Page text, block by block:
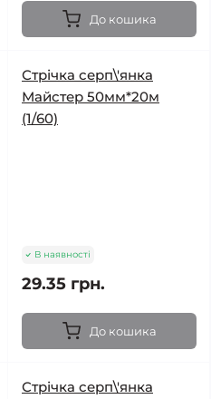
До кошика
Стрічка серп\'янка
Майстер 50мм*20м
(1/60)
В наявності
29.35 грн.
До кошика
Стрічка серп\'янка